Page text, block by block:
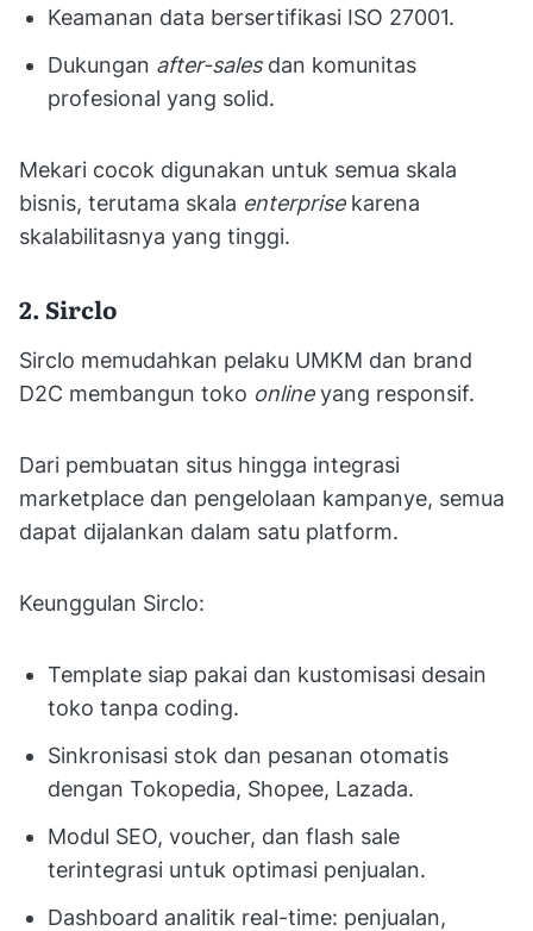
Keamanan data bersertifikasi ISO 27001.
Dukungan after-salesdan komunitas
profesional yang solid.
Mekari cocok digunakan untuk semua skala
bisnis, terutama skala enterprise karena
skalabilitasnya yang tinggi.
2. Sirclo
Sirclo memudahkan pelaku UMKM dan brand
D2C membangun toko onlineyang responsif.
Dari pembuatan situs hingga integrasi
marketplace dan pengelolaan kampanye, semua
dapat dijalankan dalam satu platform.
Keunggulan Sirclo:
Template siap pakai dan kustomisasi desain
toko tanpa coding.
Sinkronisasi stok dan pesanan otomatis
dengan Tokopedia, Shopee, Lazada.
Modul SEO, voucher, dan flash sale
terintegrasi untuk optimasi penjualan.
Dashboard analitik real-time: penjualan,